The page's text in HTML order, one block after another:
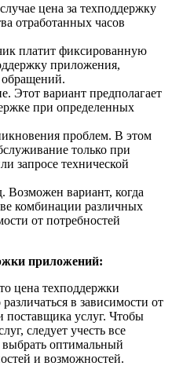
цена за техподдержку
отработанных часов
платит фиксированную
приложения,
обращений.
Этот вариант предполагает
при определенных
проблем. В этом
только при
запросе технической
вариант, когда
комбинации различных
от потребностей
приложений:
цена техподдержки
в зависимости от
поставщика услуг. Чтобы
следует учесть все
оптимальный
и возможностей.